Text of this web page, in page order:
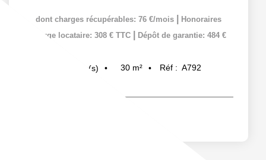
dont charges récupérables: 76 €/mois
Honoraires
charge locataire: 308 € TTC
Dépôt de garantie: 484 €
pièce(s) 30 m² Réf : A792